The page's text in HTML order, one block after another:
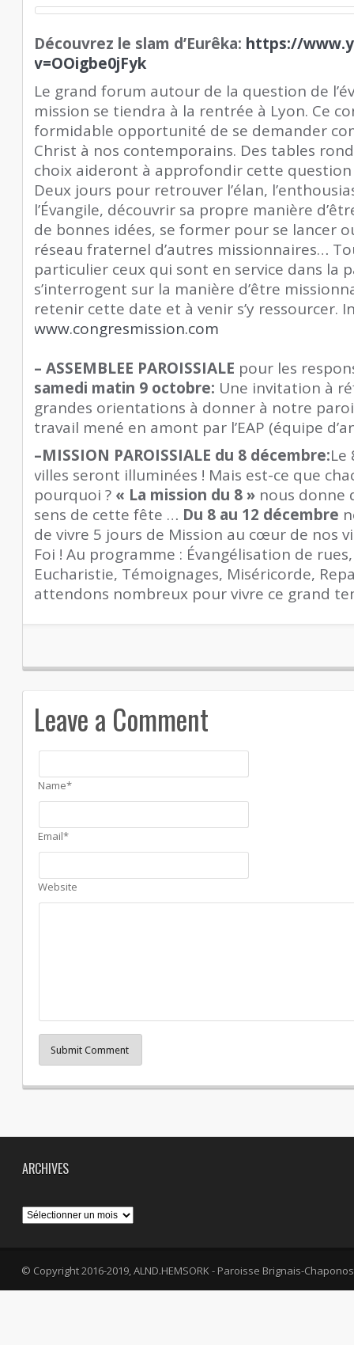
Découvrez le slam d’Eurêka: https://
v=OOigbe0jFyk
Le grand forum autour de la question de
mission se tiendra à la rentrée à Lyon. Ce
formidable opportunité de se demander
Christ à nos contemporains. Des tables
choix aideront à approfondir cette
Deux jours pour retrouver l’élan,
l’Évangile, découvrir sa propre manière
de bonnes idées, se former pour se lancer
réseau fraternel d’autres missionnaires…
particulier ceux qui sont en service dans la
s’interrogent sur la manière d’être
retenir cette date et à venir s’y ressourcer.
www.congresmission.com
–ASSEMBLEE PAROISSIALE pour les
samedi matin 9 octobre: Une invitation à
grandes orientations à donner à notre
travail mené en amont par l’EAP (équipe
–MISSION PAROISSIALE du 8 décembre:Le
villes seront illuminées ! Mais est-ce que
pourquoi ? « La mission du 8 » nous donne
sens de cette fête … Du 8 au 12 décembre
de vivre 5 jours de Mission au cœur de nos
Foi ! Au programme : Évangélisation de
Eucharistie, Témoignages, Miséricorde,
attendons nombreux pour vivre ce grand
Leave a Comment
Name*
Email*
Website
Submit Comment
ARCHIVES
Archives
© Copyright 2016-2019, ALND.HEMSORK - Paroisse Brignais-